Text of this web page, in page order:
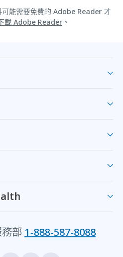
可能需要免費的 Adobe Reader 才
載 Adobe Reader 。
部 1-888-587-8088